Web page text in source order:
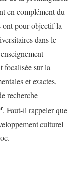
en complément du
ont pour objectif la
dans le
focalisée sur la
et exactes,
recherche
. Faut-il rappeler que
culturel